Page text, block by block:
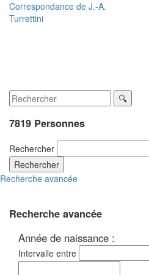
Correspondance de J.-A.
Turrettini
7819 Personnes
Rechercher
Rechercher
Recherche avancée
Recherche avancée
Année de naissance :
Intervalle entre